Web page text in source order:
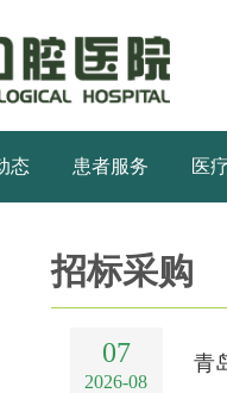
态 患者服务 医
招标采购
07
2026-08
青